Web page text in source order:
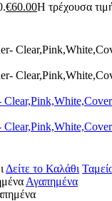
€60.00Η τρέχουσα
Δείτε το Καλάθι
Αγαπημένα